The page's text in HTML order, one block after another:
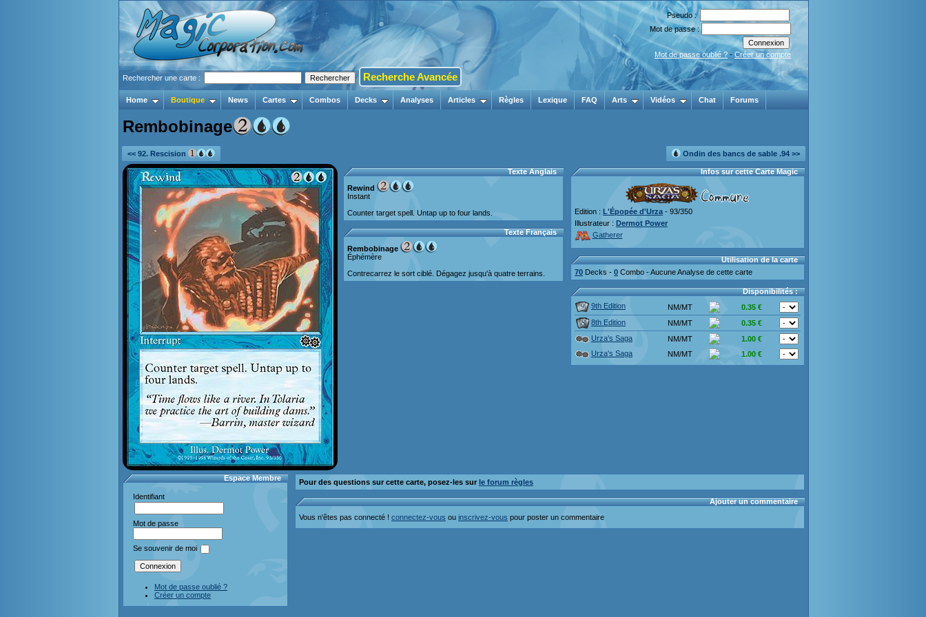
Pseudo :
Mot de passe :
Mot de passe oublié ? - Créer un compte
Rechercher une carte : Recherche Avancée
Home Boutique News Cartes Combos Decks Analyses Articles Règles Lexique FAQ Arts Vidéos Chat Forums
Rembobinage
<< 92. Rescision Ondin des bancs de sable .94 >>
Texte Anglais
Rewind
Instant
Counter target spell. Untap up to four lands.
Texte Français
Rembobinage
Éphémère
Contrecarrez le sort ciblé. Dégagez jusqu'à quatre terrains.
Infos sur cette Carte Magic
Edition : L'Épopée d'Urza - 93/350
Illustrateur : Dermot Power
Gatherer
Utilisation de la carte
70 Decks - 0 Combo - Aucune Analyse de cette carte
Disponibilités :
9th Edition
NM/MT
0.35 €
8th Edition
NM/MT
0.35 €
Urza's Saga
NM/MT
1.00 €
Urza's Saga
NM/MT 1.00 €
Espace Membre
Identifiant
Mot de passe
Se souvenir de moi
Mot de passe oublié ?
Créer un compte
Pour des questions sur cette carte, posez-les sur le forum règles
Ajouter un commentaire
Vous n'êtes pas connecté ! connectez-vous ou inscrivez-vous pour poster un commentaire